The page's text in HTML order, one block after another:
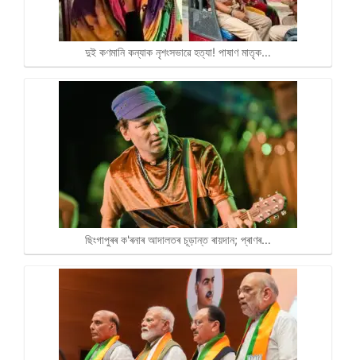
দুই কণমানি কন্যাক নৃশংসভাৱে হত্যা! পাষাণ মাতৃক…
ছিংগাপুৰৰ ক'ৰনাৰ আদালতৰ চূড়ান্ত ৰায়দান; প্ৰাণৰ…